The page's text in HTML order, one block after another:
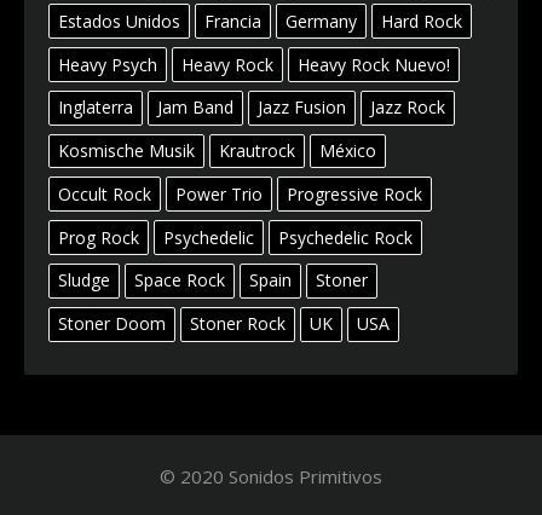
Estados Unidos
Francia Germany
Hard Rock
Heavy Psych
Heavy Rock
Heavy Rock Nuevo!
Inglaterra
Jam Band Jazz Fusion
Jazz Rock
Kosmische Musik
Krautrock
México
Occult Rock
Power Trio
Progressive Rock
Prog Rock
Psychedelic
Psychedelic Rock
Sludge
Space Rock Spain
Stoner
Stoner Doom
Stoner Rock UK USA
© 2020 Sonidos Primitivos